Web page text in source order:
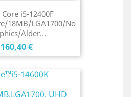
Core i5-12400F
18MB/LGA1700/No
Alder...
Cena
160,40 €